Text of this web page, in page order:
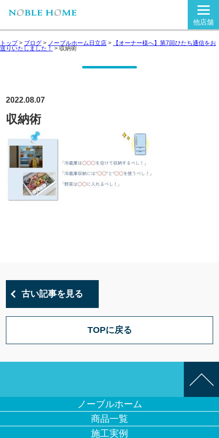
他店舗
トップ> ブログ > ノーブルホーム日立店 > 【オーナー様へ】第7回ひたち通信をお
送りいたしました！ > 収納術
2022.08.07
収納術
古い記事を見る
TOPに戻る
ノーブルホーム
商品一覧
施工実例